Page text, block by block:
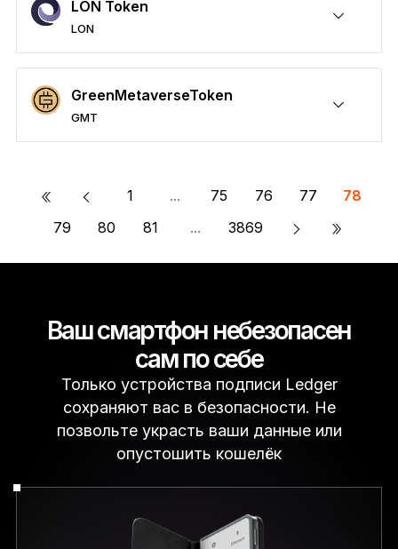
LON Token
LON
Отправка/Получение
Купить
Обмен
Стейкинг
Необходим сторонний кошелёк
Обезопасить LON
GreenMetaverseToken
GMT
Отправка/Получение
Купить
Обмен
Стейкинг
Необходим сторонний кошелёк
Обезопасить GMT
« 1 ... 75 76 77
78
79
80 81 ... 3869 »
Ваш смартфон небезопасен
сам по себе
Только устройства подписи Ledger
сохраняют вас в безопасности. Не
позвольте украсть ваши данные или
опустошить кошелёк